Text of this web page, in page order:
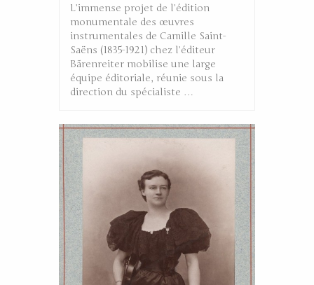
L’immense projet de l’édition
monumentale des œuvres
instrumentales de Camille Saint-
Saëns (1835-1921) chez l’éditeur
Bärenreiter mobilise une large
équipe éditoriale, réunie sous la
direction du spécialiste …